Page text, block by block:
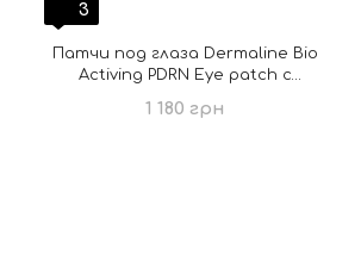
3
Патчи под глаза Dermaline Bio
Activing PDRN Eye patch с
1 180 грн